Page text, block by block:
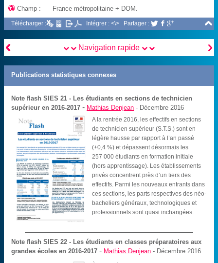
 Champ : France métropolitaine + DOM.

Télécharger : Intégrer : <\> Partager :   
 
Navigation rapide
Publications statistiques connexes
Note flash SIES 21 - Les étudiants en sections de technicien
supérieur en 2016-2017 - Mathias Denjean - Décembre 2016
A la rentrée 2016, les effectifs en sections
de technicien supérieur (S.T.S.) sont en
légère hausse par rapport à l’an passé
(+0,4 %) et dépassent désormais les
257 000 étudiants en formation initiale
(hors apprentissage). Les établissements
privés concentrent près d’un tiers des
effectifs. Parmi les nouveaux entrants dans
ces sections, les parts respectives des néo-
bacheliers généraux, technologiques et
professionnels sont quasi inchangées.
Note flash SIES 22 - Les étudiants en classes préparatoires aux
grandes écoles en 2016-2017 - Mathias Denjean - Décembre 2016